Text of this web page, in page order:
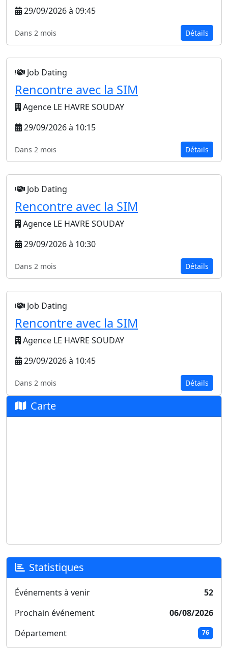
29/09/2026 à 09:45
Dans 2 mois Détails
Job Dating
Rencontre avec la SIM
Agence LE HAVRE SOUDAY
29/09/2026 à 10:15
Dans 2 mois Détails
Job Dating
Rencontre avec la SIM
Agence LE HAVRE SOUDAY
29/09/2026 à 10:30
Dans 2 mois Détails
Job Dating
Rencontre avec la SIM
Agence LE HAVRE SOUDAY
29/09/2026 à 10:45
Dans 2 mois Détails
Carte
Statistiques
Événements à venir
52
Prochain événement
06/08/2026
Département
76